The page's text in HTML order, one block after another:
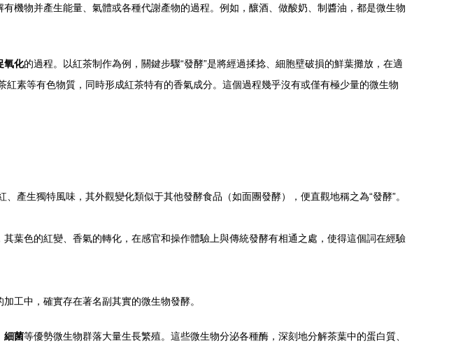
機物并產生能量、氣體或各種代謝產物的過程。例如，釀酒、做酸奶、制醬油，都是微生物
氧化的過程。以紅茶制作為例，關鍵步驟“發酵”是將經過揉捻、細胞壁破損的鮮葉攤放，在適
素等有色物質，同時形成紅茶特有的香氣成分。這個過程幾乎沒有或僅有極少量的微生物
產生獨特風味，其外觀變化類似于其他發酵食品（如面團發酵），便直觀地稱之為“發酵”。
葉色的紅變、香氣的轉化，在感官和操作體驗上與傳統發酵有相通之處，使得這個詞在經驗
加工中，確實存在著名副其實的微生物發酵。
細菌等優勢微生物群落大量生長繁殖。這些微生物分泌各種酶，深刻地分解茶葉中的蛋白質、